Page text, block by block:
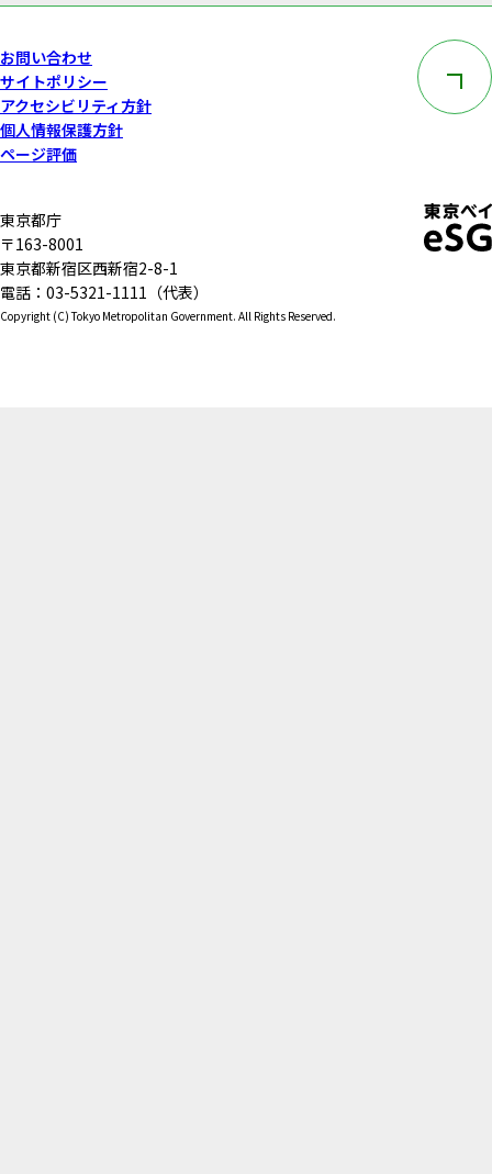
お問い合わせ
サイトポリシー
アクセシビリティ方針
個人情報保護方針
ページ評価
このペー
東京都庁
〒163-8001
東京都新宿区西新宿2-8-1
電話：03-5321-1111（代表）
Copyright (C) Tokyo Metropolitan Government. All Rights Reserved.